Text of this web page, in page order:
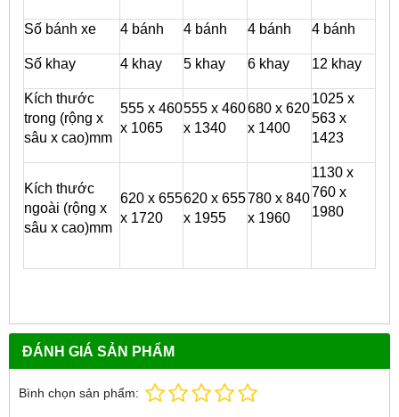
Số bánh xe 4 bánh 4 bánh 4 bánh 4 bánh
Số khay 4 khay 5 khay 6 khay 12 khay
Kích thước
trong (rộng x
sâu x cao)mm
555 x 460
x 1065
555 x 460
x 1340
680 x 620
x 1400
1025 x
563 x
1423
Kích thước
ngoài (rộng x
sâu x cao)mm
620 x 655
x 1720
620 x 655
x 1955
780 x 840
x 1960
1130 x
760 x
1980
ĐÁNH GIÁ SẢN PHẨM
Bình chọn sản phẩm: